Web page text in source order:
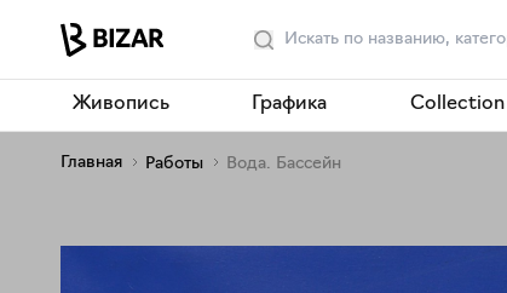
Живопись Графика Collection
Главная Работы Вода. Бассейн